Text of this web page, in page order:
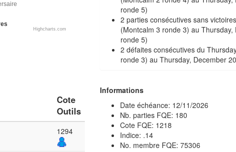
Highcharts.com
ronde 5)
2 parties consécutives sans
(Montcalm 3 ronde 3) au
ronde 5)
2 défaites consécutives du
ronde 3) au Thursday, December
Cote
Outils
1294
Informations
Date échéance: 12/11/2026
Nb. parties FQE: 180
Cote FQE: 1218
Indice: .14
No. membre FQE: 75306